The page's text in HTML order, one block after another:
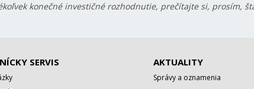
konečné investičné rozhodnutie, prečítajte si, prosím,
SERVIS AKTUALITY
Správy a oznamenia